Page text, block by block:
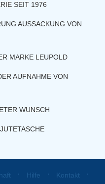
SEIT 1976
AUSSACKUNG VON
MARKE LEUPOLD
AUFNAHME VON
WUNSCH
⋅ Hilfe ⋅ Kontakt ⋅